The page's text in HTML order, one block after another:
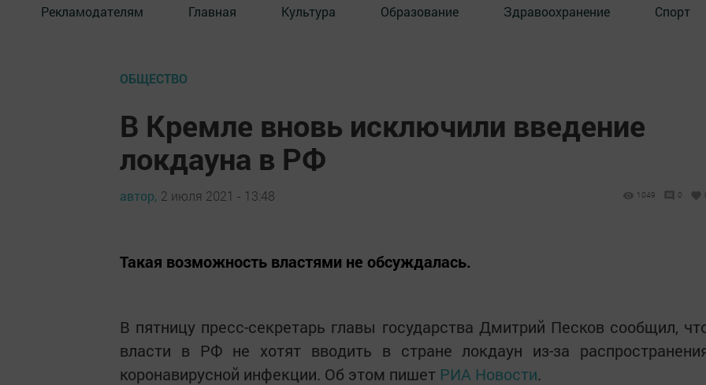
Рекламодателям Главная Культура Образование Здравоохранение Спорт
ОБЩЕСТВО
В Кремле вновь исключили введение
локдауна в РФ
автор, 2 июля 2021 - 13:48 1049 0
Такая возможность властями не обсуждалась.
В пятницу пресс-секретарь главы государства Дмитрий Песков сообщил,
власти в РФ не хотят вводить в стране локдаун из-за
коронавирусной инфекции. Об этом пишет РИА Новости.